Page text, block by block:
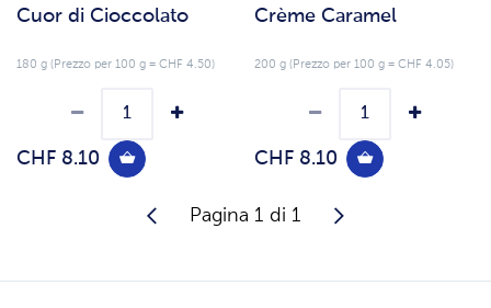
Cuor di Cioccolato
180 g (Prezzo per 100 g = CHF 4.50)
CHF 8.10
Crème Caramel
200 g (Prezzo per 100 g = CHF 4.05)
CHF 8.10
Pagina 1 di 1